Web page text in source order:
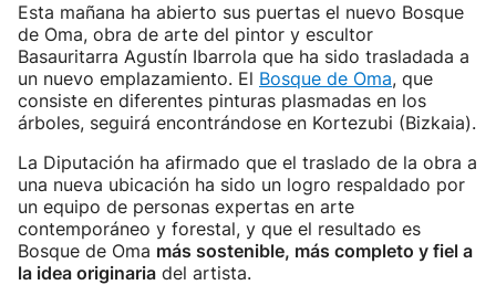
Esta mañana ha abierto sus puertas el nuevo Bosque
de Oma, obra de arte del pintor y escultor
Basauritarra Agustín Ibarrola que ha sido trasladada a
un nuevo emplazamiento. El Bosque de Oma, que
consiste en diferentes pinturas plasmadas en los
árboles, seguirá encontrándose en Kortezubi (Bizkaia).
La Diputación ha afirmado que el traslado de la obra a
una nueva ubicación ha sido un logro respaldado por
un equipo de personas expertas en arte
contemporáneo y forestal, y que el resultado es
Bosque de Oma más sostenible, más completo y fiel a
la idea originaria del artista.